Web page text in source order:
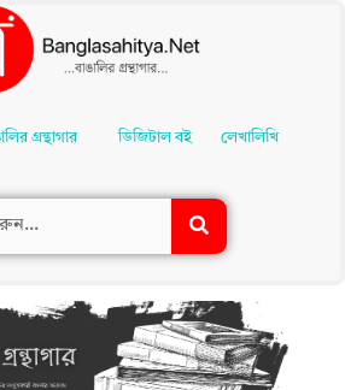
গ্রন্থাগার ডিজিটাল বই লেখালিখি